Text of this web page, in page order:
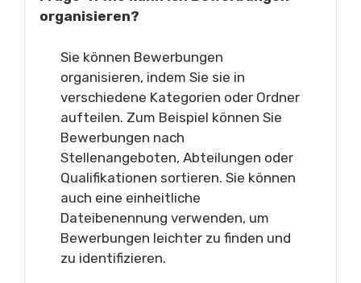
organisieren?
Sie können Bewerbungen
organisieren, indem Sie sie in
verschiedene Kategorien oder Ordner
aufteilen. Zum Beispiel können Sie
Bewerbungen nach
Stellenangeboten, Abteilungen oder
Qualifikationen sortieren. Sie können
auch eine einheitliche
Dateibenennung verwenden, um
Bewerbungen leichter zu finden und
zu identifizieren.